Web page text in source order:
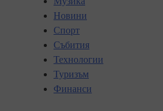
Новини
Спорт
Събития
Технологии
Туризъм
Финанси